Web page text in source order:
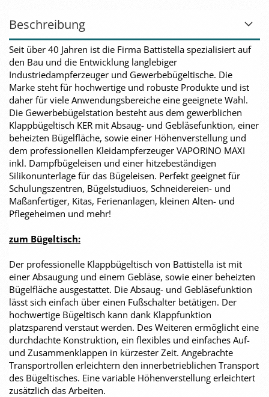
Beschreibung
Seit über 40 Jahren ist die Firma Battistella spezialisiert auf
den Bau und die Entwicklung langlebiger
Industriedampferzeuger und Gewerbebügeltische. Die
Marke steht für hochwertige und robuste Produkte und ist
daher für viele Anwendungsbereiche eine geeignete Wahl.
Die Gewerbebügelstation besteht aus dem gewerblichen
Klappbügeltisch KER mit Absaug- und Gebläsefunktion, einer
beheizten Bügelfläche, sowie einer Höhenverstellung und
dem professionellen Kleidampferzeuger VAPORINO MAXI
inkl. Dampfbügeleisen und einer hitzebeständigen
Silikonunterlage für das Bügeleisen. Perfekt geeignet für
Schulungszentren, Bügelstudiuos, Schneidereien- und
Maßanfertiger, Kitas, Ferienanlagen, kleinen Alten- und
Pflegeheimen und mehr!
zum Bügeltisch:
Der professionelle Klappbügeltisch von Battistella ist mit
einer Absaugung und einem Gebläse, sowie einer beheizten
Bügelfläche ausgestattet. Die Absaug- und Gebläsefunktion
lässt sich einfach über einen Fußschalter betätigen. Der
hochwertige Bügeltisch kann dank Klappfunktion
platzsparend verstaut werden. Des Weiteren ermöglicht eine
durchdachte Konstruktion, ein flexibles und einfaches Auf-
und Zusammenklappen in kürzester Zeit. Angebrachte
Transportrollen erleichtern den innerbetrieblichen Transport
des Bügeltisches. Eine variable Höhenverstellung erleichtert
zusätzlich das Arbeiten.